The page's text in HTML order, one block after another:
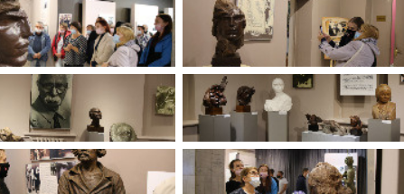
кадров
коды
поддержка
имуществе и обязательствах
имущественного характера
План работы и график сессий
ОБРАЩЕНИЯ
Написать обращение
Просмотр своего обращения